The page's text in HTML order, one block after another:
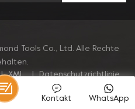
Tools Co., Ltd. Alle Rechte
| XML | Datenschutzrichtlinie
WhatsApp
Kontakt